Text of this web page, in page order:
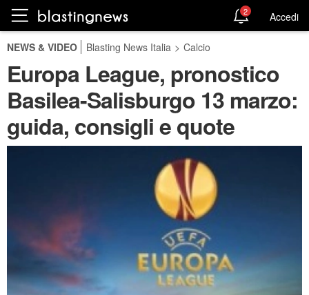
2 Accedi
NEWS & VIDEO Blasting News Italia > Calcio
Europa League, pronostico
Basilea-Salisburgo 13 marzo:
guida, consigli e quote